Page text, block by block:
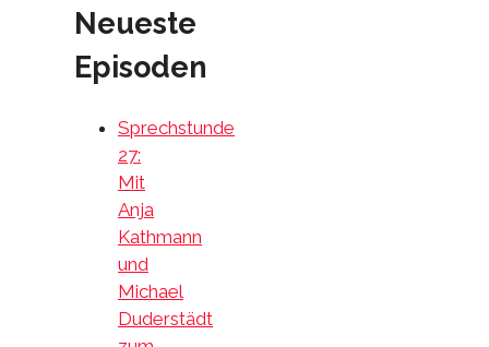
Neueste
Episoden
Sprechstunde
27:
Mit
Anja
Kathmann
und
Michael
Duderstädt